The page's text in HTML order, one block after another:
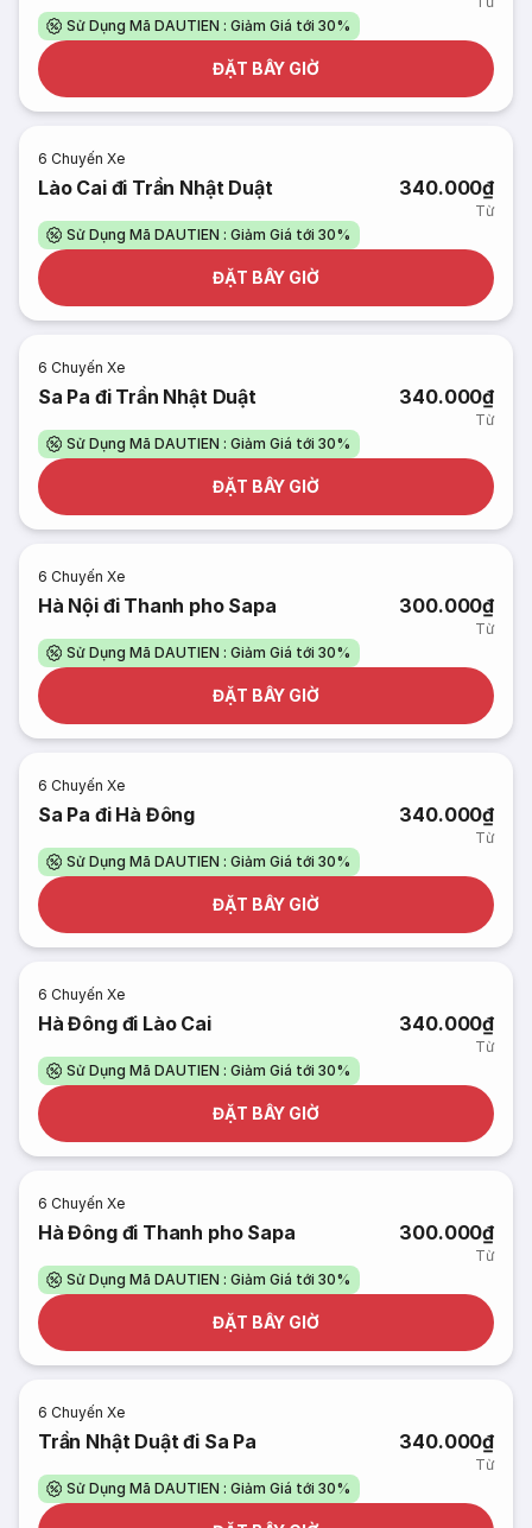
Sử Dụng Mã DAUTIEN : Giảm Giá tới 30%
ĐẶT BÂY GIỜ
6 Chuyến Xe
Lào Cai đi Trần Nhật Duật 340.000₫
Từ
Sử Dụng Mã DAUTIEN : Giảm Giá tới 30%
ĐẶT BÂY GIỜ
6 Chuyến Xe
Sa Pa đi Trần Nhật Duật 340.000₫
Từ
Sử Dụng Mã DAUTIEN : Giảm Giá tới 30%
ĐẶT BÂY GIỜ
6 Chuyến Xe
Hà Nội đi Thanh pho Sapa 300.000₫
Từ
Sử Dụng Mã DAUTIEN : Giảm Giá tới 30%
ĐẶT BÂY GIỜ
6 Chuyến Xe
Sa Pa đi Hà Đông 340.000₫
Từ
Sử Dụng Mã DAUTIEN : Giảm Giá tới 30%
ĐẶT BÂY GIỜ
6 Chuyến Xe
Hà Đông đi Lào Cai 340.000₫
Từ
Sử Dụng Mã DAUTIEN : Giảm Giá tới 30%
ĐẶT BÂY GIỜ
6 Chuyến Xe
Hà Đông đi Thanh pho Sapa 300.000₫
Từ
Sử Dụng Mã DAUTIEN : Giảm Giá tới 30%
ĐẶT BÂY GIỜ
6 Chuyến Xe
Trần Nhật Duật đi Sa Pa 340.000₫
Từ
Sử Dụng Mã DAUTIEN : Giảm Giá tới 30%